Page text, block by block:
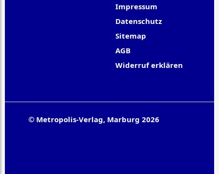
Impressum
Datenschutz
Sitemap
AGB
Widerruf erklären
© Metropolis-Verlag, Marburg 2026